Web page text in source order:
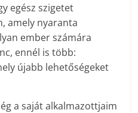
egész szigetet
amely nyaranta
ember számára
ennél is több:
újabb lehetőségeket
a saját alkalmazottjaim